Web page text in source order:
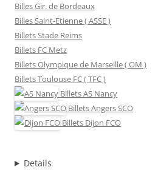
Billes Gir. de Bordeaux
Billes Saint-Etienne ( ASSE )
Billets Stade Reims
Billets FC Metz
Billets Olympique de Marseille ( OM )
Billets Toulouse FC ( TFC )
BilletsAS Nancy
BilletsAngers SCO
Billets Dijon FCO
Details